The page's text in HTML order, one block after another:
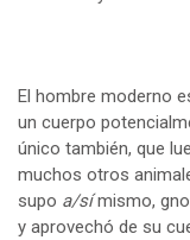
El hombre moderno
un cuerpo
único también, que
muchos otros
supo a/símismo,
y aprovechó de su